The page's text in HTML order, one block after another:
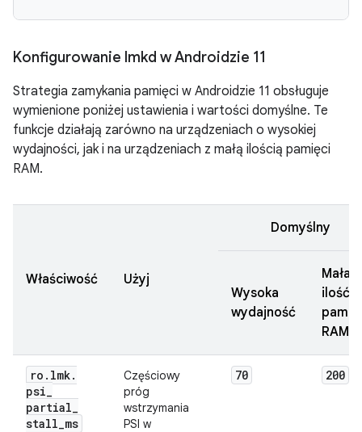
Konfigurowanie lmkd w Androidzie 11
Strategia zamykania pamięci w Androidzie 11 obsługuje
wymienione poniżej ustawienia i wartości domyślne. Te
funkcje działają zarówno na urządzeniach o wysokiej
wydajności, jak i na urządzeniach z małą ilością pamięci
RAM.
Właściwość Użyj
Domyślny
Wysoka
wydajność
Mała
ilość
RAM
ro . lmk.
psi_
partial_
stall_ms
Częściowy
próg
wstrzymania
PSI w
70 200